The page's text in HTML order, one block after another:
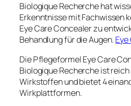
Biologique Recherche hat
Erkenntnisse mit Fachwissen
Eye Care Concealer zu
Behandlung für die Augen.
Die Pflegeformel Eye Care
Biologique Recherche ist
Wirkstoffen und bietet 4
Wirkplattformen.